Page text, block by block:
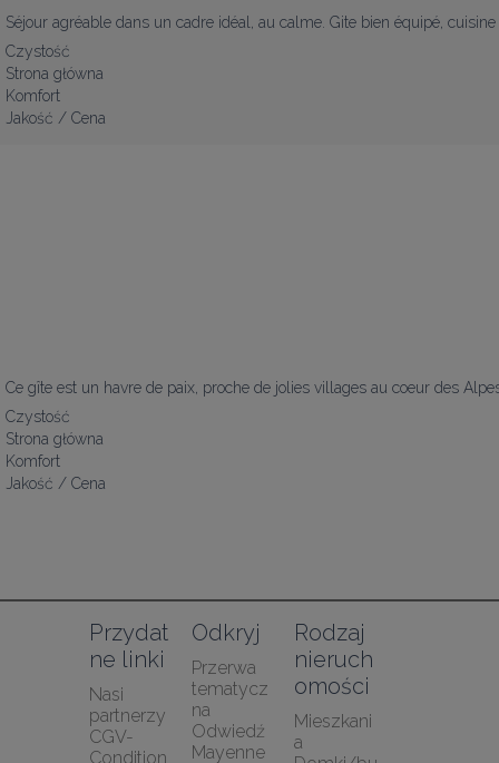
Séjour agréable dans un cadre idéal, au calme. Gite bien équipé,
Czystość
Strona główna
Komfort
Jakość / Cena
Ce gîte est un havre de paix, proche de jolies villages au coeur des
Czystość
Strona główna
Komfort
Jakość / Cena
Przydat
ne linki
Nasi
partnerzy
CGV-
Condition
Odkryj
Przerwa
tematycz
na
Odwiedź
Mayenne
Rodzaj
nieruch
omości
Mieszkani
a